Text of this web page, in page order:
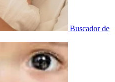
Buscador de